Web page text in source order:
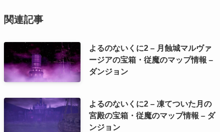
関連記事
よるのないくに2 – 月蝕城マルヴァ
ージアの宝箱・従魔のマップ情報 –
ダンジョン
よるのないくに2 – 凍てついた月の
宮殿の宝箱・従魔のマップ情報 – ダ
ンジョン